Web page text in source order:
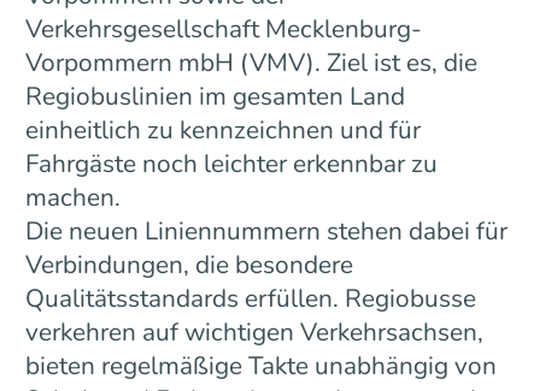
Verkehrsgesellschaft Mecklenburg-
Vorpommern mbH (VMV). Ziel ist es, die
Regiobuslinien im gesamten Land
einheitlich zu kennzeichnen und für
Fahrgäste noch leichter erkennbar zu
machen.
Die neuen Liniennummern stehen dabei für
Verbindungen, die besondere
Qualitätsstandards erfüllen. Regiobusse
verkehren auf wichtigen Verkehrsachsen,
bieten regelmäßige Takte unabhängig von